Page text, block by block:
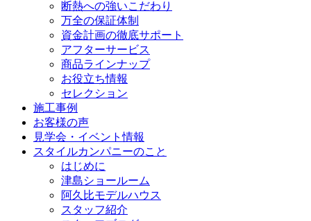
断熱への強いこだわり
万全の保証体制
資金計画の徹底サポート
アフターサービス
商品ラインナップ
お役立ち情報
セレクション
施工事例
お客様の声
見学会・イベント情報
スタイルカンパニーのこと
はじめに
津島ショールーム
阿久比モデルハウス
スタッフ紹介